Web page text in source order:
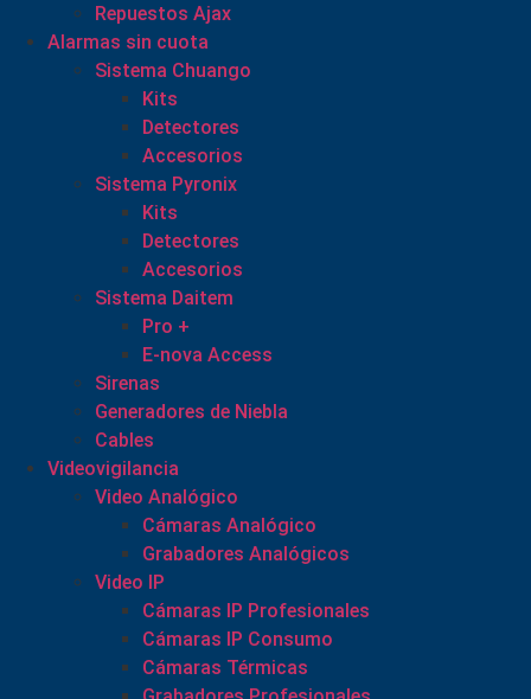
Repuestos Ajax
Alarmas sin cuota
Sistema Chuango
Kits
Detectores
Accesorios
Sistema Pyronix
Kits
Detectores
Accesorios
Sistema Daitem
Pro +
E-nova Access
Sirenas
Generadores de Niebla
Cables
Videovigilancia
Video Analógico
Cámaras Analógico
Grabadores Analógicos
Video IP
Cámaras IP Profesionales
Cámaras IP Consumo
Cámaras Térmicas